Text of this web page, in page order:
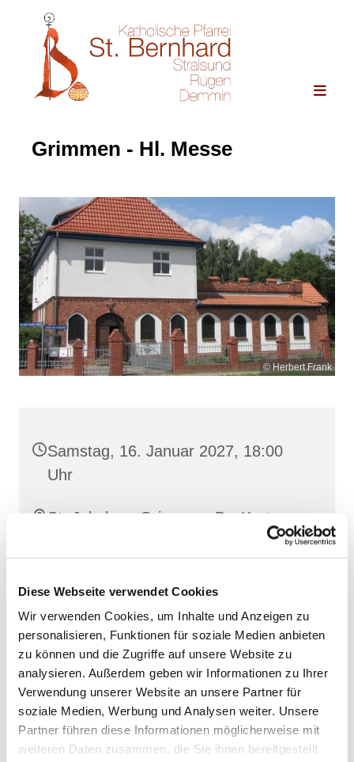
Diese Webseite verwendet Cookies
Wir verwenden Cookies, um Inhalte und Anzeigen zu
personalisieren, Funktionen für soziale Medien anbieten
zu können und die Zugriffe auf unsere Website zu
analysieren. Außerdem geben wir Informationen zu Ihrer
Verwendung unserer Website an unsere Partner für
soziale Medien, Werbung und Analysen weiter. Unsere
Partner führen diese Informationen möglicherweise mit
weiteren Daten zusammen, die Sie ihnen bereitgestellt
Grimmen - Hl. Messe
© Herbert Frank
Samstag, 16. Januar 2027, 18:00
Uhr
St. Jakobus, Grimmen, Dr.-Kurt-
Fischer-Straße 1, 18507 Grimmen